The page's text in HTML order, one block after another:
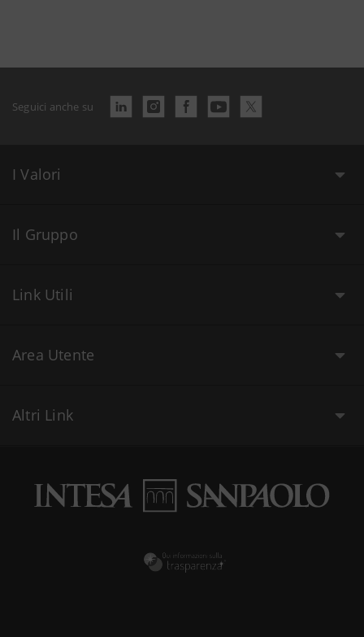
Seguici anche su
I Valori
Il Gruppo
Link Utili
Area Utente
Altri Link